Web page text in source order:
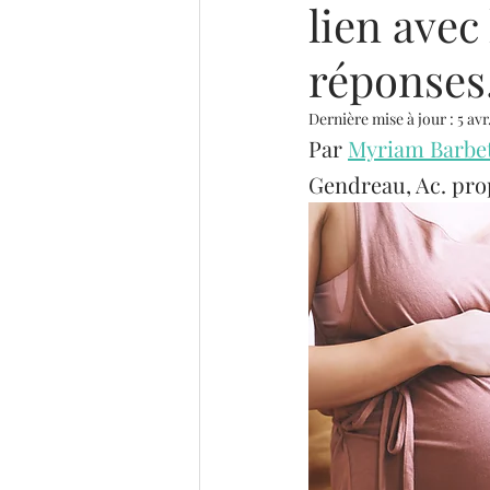
Programmation
lien
Dernière mise à jour : 5
Par Myriam
Gendreau, Ac.